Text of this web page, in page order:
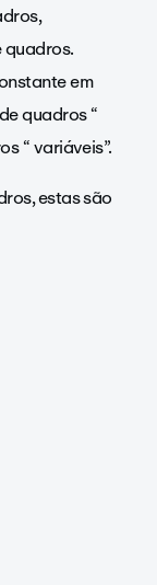
em
quadros “
“ variáveis”.
estas são